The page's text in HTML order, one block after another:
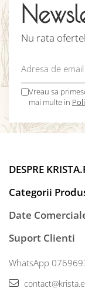
Nu rata
Vreau sa
mai multe in
DESPRE
Categorii
Date
Suport Clienti
WhatsApp